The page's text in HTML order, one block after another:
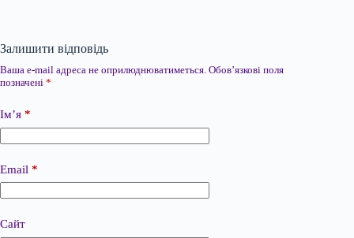
Залишити відповідь
Ваша e-mail адреса не оприлюднюватиметься. Обов’язкові поля
позначені *
Ім’я *
Email *
Сайт